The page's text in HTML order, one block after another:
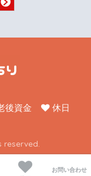
後資金
休日
reserved.
お問い合わせ